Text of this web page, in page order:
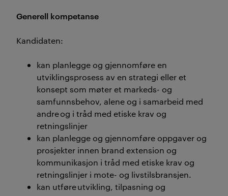
Generell kompetanse
Kandidaten:
kan planlegge og gjennomføre en
utviklingsprosess av en strategi eller et
konsept som møter et markeds- og
samfunnsbehov, alene og i samarbeid med
andre og i tråd med etiske krav og
retningslinjer
kan planlegge og gjennomføre oppgaver og
prosjekter innen brand extension og
kommunikasjon i tråd med etiske krav og
retningslinjer i mote- og livstilsbransjen.
kan utføre utvikling, tilpasning og